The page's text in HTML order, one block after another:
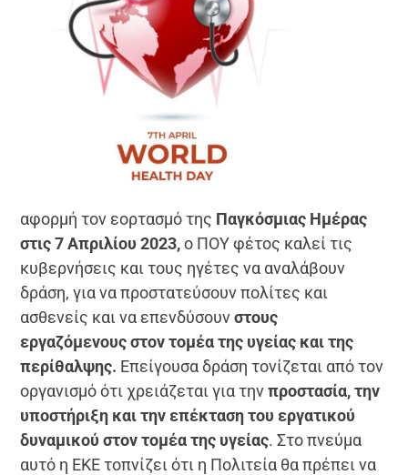
αφορμή τον εορτασμό της Παγκόσμιας Ημέρας
στις 7 Απριλίου 2023,ο ΠΟΥ φέτος καλεί τις
κυβερνήσεις και τους ηγέτες να αναλάβουν
δράση, για να προστατεύσουν πολίτες και
ασθενείς και να επενδύσουνστους
εργαζόμενους στον τομέα της υγείας και της
περίθαλψης. Επείγουσα δράση τονίζεται από τον
οργανισμό ότι χρειάζεται για τηνπροστασία, την
υποστήριξη και την επέκταση του εργατικού
δυναμικού στον τομέα της υγείας. Στο πνεύμα
αυτό η ΕΚΕ τοπνίζει ότι η Πολιτεία θα πρέπει να